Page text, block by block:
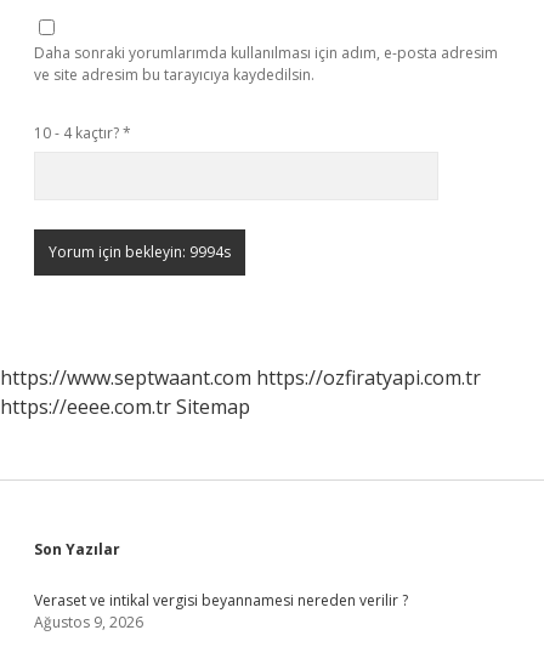
Daha sonraki yorumlarımda kullanılması için adım, e-posta adresim
ve site adresim bu tarayıcıya kaydedilsin.
10 - 4 kaçtır?*
https://www.septwaant.com https://ozfiratyapi.com.tr
https://eeee.com.trSitemap
Sidebar
Son Yazılar
Veraset ve intikal vergisi beyannamesi nereden verilir ?
Ağustos 9, 2026